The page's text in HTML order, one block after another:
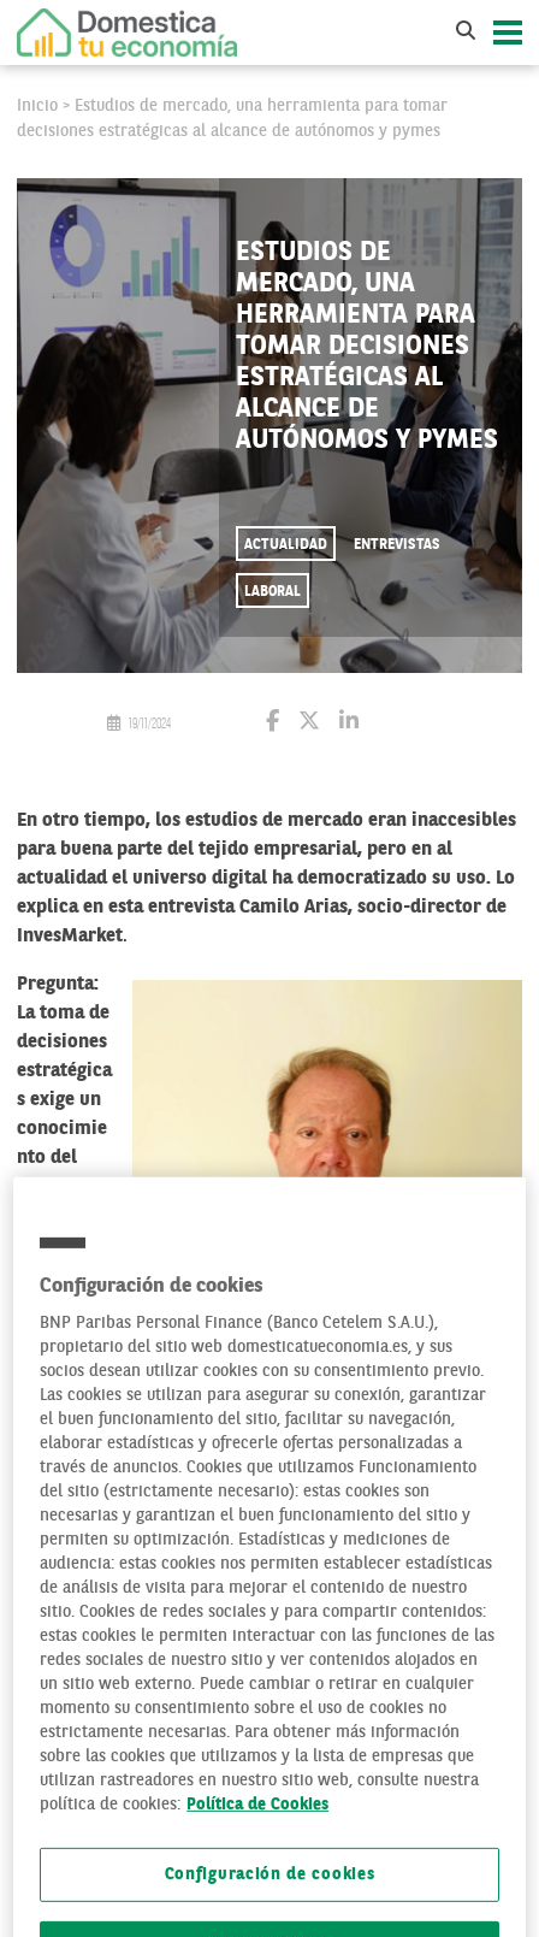
Inicio > Estudios de mercado, una herramienta para tomar
decisiones estratégicas al alcance de autónomos y pymes
ESTUDIOS DE
MERCADO, UNA
HERRAMIENTA PARA
TOMAR DECISIONES
ESTRATÉGICAS AL
ALCANCE DE
AUTÓNOMOS Y PYMES
ACTUALIDAD ENTREVISTAS
LABORAL
19/11/2024
En otro tiempo, los estudios de mercado eran inaccesibles
para buena parte del tejido empresarial, pero en al
actualidad el universo digital ha democratizado su uso. Lo
explica en esta entrevista Camilo Arias, socio-director de
InvesMarket.
Pregunta:
La toma de
decisiones
estratégica
s exige un
conocimie
nto del
ayuda a
una PYME,
autónomo
profesiona
l los
estudios de mercado? A grandes rasgos, ¿qué usos pueden
tener la investigación de mercados?
Los estudios de mercado son una herramienta esencial para
que las PYMEs, autónomos y profesionales puedan tomar
decisiones estratégicas informadas y precisas. Son varias
las formas en las que los estudios de mercado les ayudan:
Identificar oportunidades de negocio: los
estudios de mercado permiten identificar
oportunidades de negocio que, de otra forma,
podrían pasar desapercibidas. Analizando las
tendencias emergentes del mercado y las
necesidades de los consumidores, las PYMEs
pueden desarrollar productos o servicios que
los clientes, qué quieren y cómo se comportan es
fundamental para cualquier negocio. Las
Configuración de cookies
BNP Paribas Personal Finance (Banco Cetelem S.A.U.),
propietario del sitio web domesticatueconomia.es, y sus
socios desean utilizar cookies con su consentimiento previo.
Las cookies se utilizan para asegurar su conexión, garantizar
el buen funcionamiento del sitio, facilitar su navegación,
elaborar estadísticas y ofrecerle ofertas personalizadas a
través de anuncios. Cookies que utilizamos Funcionamiento
del sitio (estrictamente necesario): estas cookies son
necesarias y garantizan el buen funcionamiento del sitio y
permiten su optimización. Estadísticas y mediciones de
audiencia: estas cookies nos permiten establecer estadísticas
de análisis de visita para mejorar el contenido de nuestro
sitio. Cookies de redes sociales y para compartir contenidos:
estas cookies le permiten interactuar con las funciones de las
redes sociales de nuestro sitio y ver contenidos alojados en
un sitio web externo. Puede cambiar o retirar en cualquier
momento su consentimiento sobre el uso de cookies no
estrictamente necesarias. Para obtener más información
sobre las cookies que utilizamos y la lista de empresas que
utilizan rastreadores en nuestro sitio web, consulte nuestra
política de cookies:
Política de Cookies
Configuración de cookies